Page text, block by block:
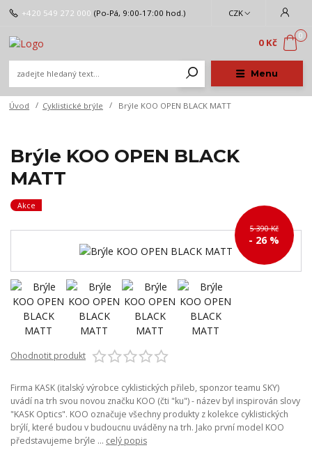
Menu
CZK
+420 549 272 000 (Po-Pá, 9:00-17:00 hod.)
0
0 Kč
Úvod Cyklistické brýle Brýle KOO OPEN BLACK MATT
Brýle KOO OPEN BLACK
MATT
Akce
5 390 Kč
- 26 %
Ohodnotit produkt
Firma KASK (italský výrobce cyklistických přileb, sponzor teamu SKY)
uvádí na trh svou novou značku KOO (čti "ku") - název byl inspirován slovy
"KASK Optics". KOO označuje všechny produkty z kolekce cyklistických
brýlí, které budou v budoucnu uváděny na trh. Jako první model KOO
představujeme brýle ... celý popis